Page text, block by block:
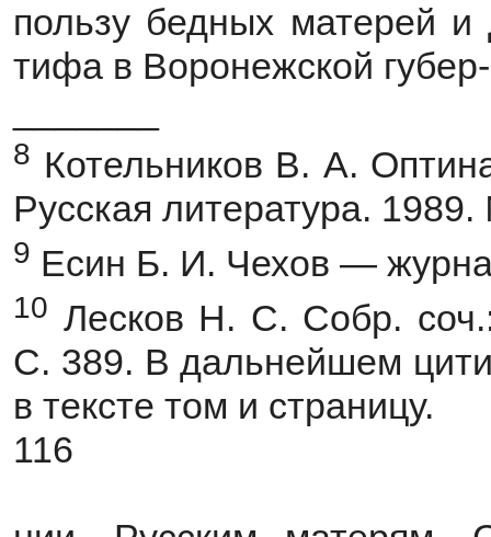
пользу бедных матерей и
тифа в Воронежской губер-
8 Котельников В. А.
Русская литература.
9 Есин Б. И. Чехов —
10 Лесков Н. С. Собр.
С. 389. В дальнейшем
в тексте том и страницу.
116